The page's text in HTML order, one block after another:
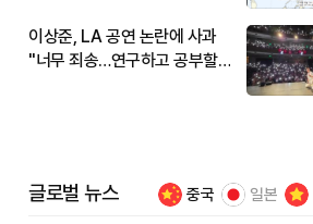
이상준, LA 공연 논란에 사과
"너무 죄송…연구하고 공부할
글로벌 뉴스 중국 일본